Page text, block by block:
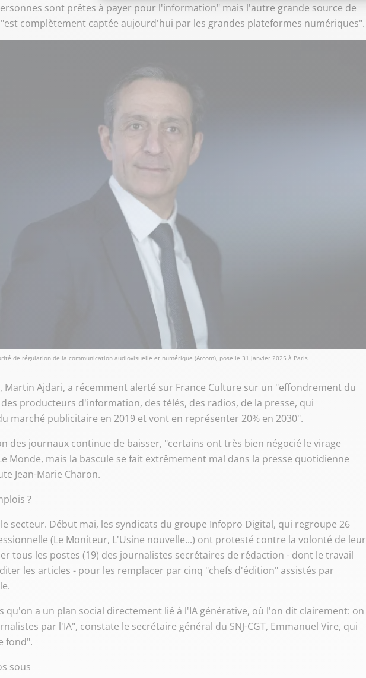
sont prêtes à payer pour l'information" mais l'autre grande source de
complètement captée aujourd'hui par les grandes plateformes numériques".
de régulation de la communication audiovisuelle et numérique (Arcom), pose le 31 janvier 2025 à Paris
Martin Ajdari, a récemment alerté sur France Culture sur un "effondrement du
producteurs d'information, des télés, des radios, de la presse, qui
marché publicitaire en 2019 et vont en représenter 20% en 2030".
des journaux continue de baisser, "certains ont très bien négocié le virage
Monde, mais la bascule se fait extrêmement mal dans la presse quotidienne
Jean-Marie Charon.
?
secteur. Début mai, les syndicats du groupe Infopro Digital, qui regroupe 26
(Le Moniteur, L'Usine nouvelle...) ont protesté contre la volonté de leur
tous les postes (19) des journalistes secrétaires de rédaction - dont le travail
les articles - pour les remplacer par cinq "chefs d'édition" assistés par
qu'on a un plan social directement lié à l'IA générative, où l'on dit clairement: on
par l'IA", constate le secrétaire général du SNJ-CGT, Emmanuel Vire, qui
fond".
sous